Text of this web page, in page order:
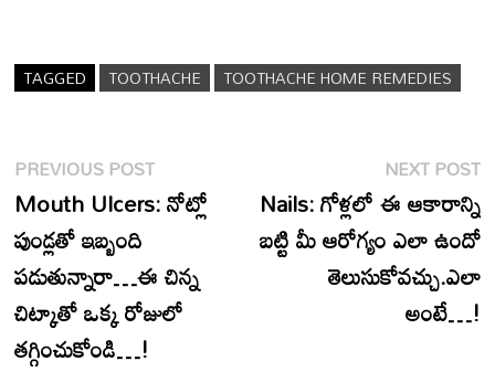
TAGGED TOOTHACHE TOOTHACHE HOME REMEDIES
Post
navigation
PREVIOUS POSTPrevious
post:
Mouth Ulcers: నోట్లో
పుండ్లతో ఇబ్బంది
పడుతున్నారా…ఈ చిన్న
చిట్కాతో ఒక్క రోజులో
తగ్గించుకోండి…!
NEXT POST
Nails: గోళ్లలో ఈ ఆకారాన్ని
బట్టి మీ ఆరోగ్యం ఎలా ఉందో
తెలుసుకోవచ్చు.ఎలా
అంటే…!